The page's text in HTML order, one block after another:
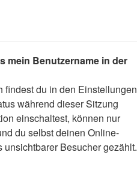
mein Benutzername in der
findest du in den Einstellungen
während dieser Sitzung
einschaltest, können nur
du selbst deinen Online-
Besucher gezählt.